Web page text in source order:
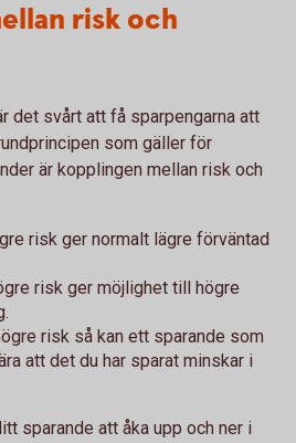
risk och
det svårt att få sparpengarna att
som gäller för
är kopplingen mellan risk och
risk ger normalt lägre förväntad
risk ger möjlighet till högre
risk så kan ett sparande som
att det du har sparat minskar i
sparande att åka upp och ner i